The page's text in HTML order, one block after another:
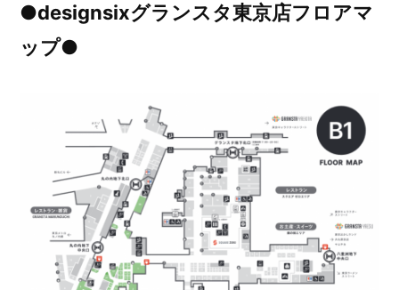
●designsixグランスタ東京店フロアマ
ップ●